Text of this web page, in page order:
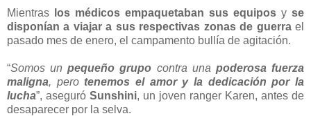
Mientras los médicos empaquetaban sus equipos y se
disponían a viajar a sus respectivas zonas de guerrael
pasado mes de enero, el campamento bullía de agitación.
“Somos unpequeño grupo contra una poderosa fuerza
maligna, pero tenemos el amor y la dedicación por la
lucha”, aseguró Sunshini, un joven ranger Karen, antes de
desaparecer por la selva.